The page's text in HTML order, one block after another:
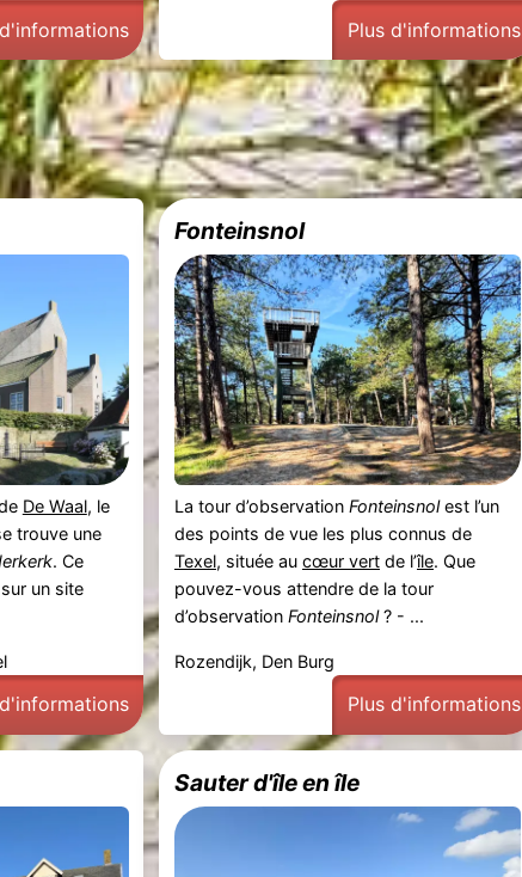
Plus d'informations
De Waal, le
trouve une
. Ce
un site
Fonteinsnol
La tour d’observation Fonteinsnolest l’un
des points de vue les plus connus de
Texel, située au cœur vertde l’île. Que
pouvez-vous attendre de la tour
d’observation Fonteinsnol? - ...
Rozendijk, Den Burg
Plus d'informations
Sauter d'île en île